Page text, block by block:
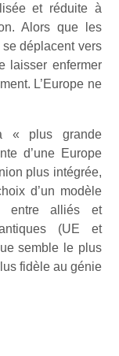
et réduite à
Alors que les
déplacent vers
laisser enfermer
L’Europe ne
« plus grande
d’une Europe
plus intégrée,
d’un modèle
entre alliés et
(UE et
semble le plus
fidèle au génie